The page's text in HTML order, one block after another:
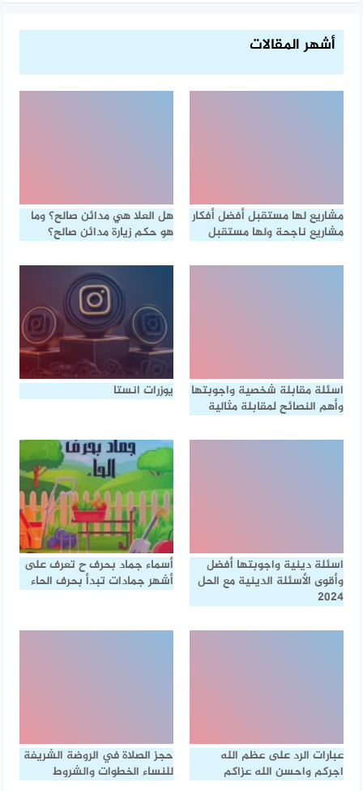
أشهر المقالات
مشاريع لها مستقبل أفضل أفكار
مشاريع ناجحة ولها مستقبل
هل العلا هي مدائن صالح؟ وما
هو حكم زيارة مدائن صالح؟
اسئلة مقابلة شخصية واجوبتها
وأهم النصائح لمقابلة مثالية
يوزرات انستا
اسئلة دينية واجوبتها أفضل
وأقوى الأسئلة الدينية مع الحل
2024
أسماء جماد بحرف ح تعرف على
أشهر جمادات تبدأ بحرف الحاء
عبارات الرد على عظم الله
اجركم واحسن الله عزاكم
حجز الصلاة في الروضة الشريفة
للنساء الخطوات والشروط